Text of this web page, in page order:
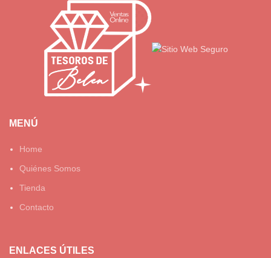
MENÚ
Home
Quiénes Somos
Tienda
Contacto
ENLACES ÚTILES